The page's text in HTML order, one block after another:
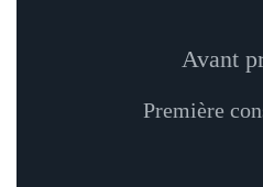
Avant
Première